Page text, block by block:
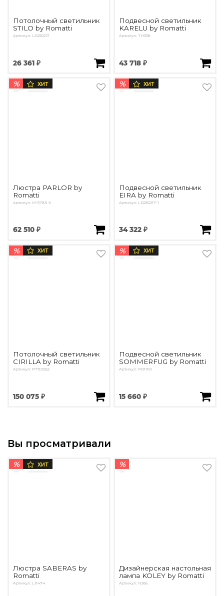
Потолочный светильник
STILO by Romatti
Артикул: LX230217
26 361 ₽
Подвесной светильник
KARELU by Romatti
Артикул: TH338
43 718 ₽
% ХИТ
Люстра PARLOR by
Romatti
Артикул: M-578S-6
62 510 ₽
% ХИТ
Подвесной светильник
EIRA by Romatti
Артикул: LD230217-1
34 322 ₽
% ХИТ
Потолочный светильник
CIRILLA by Romatti
Артикул: PT110052
150 075 ₽
% ХИТ
Подвесной светильник
SOMMERFUG by Romatti
Артикул: PD11161
15 660 ₽
Вы просматривали
% ХИТ
Люстра SABERAS by
Romatti
Артикул: L11474
%
Дизайнерская настольная
лампа KOLEY by Romatti
Артикул: N366